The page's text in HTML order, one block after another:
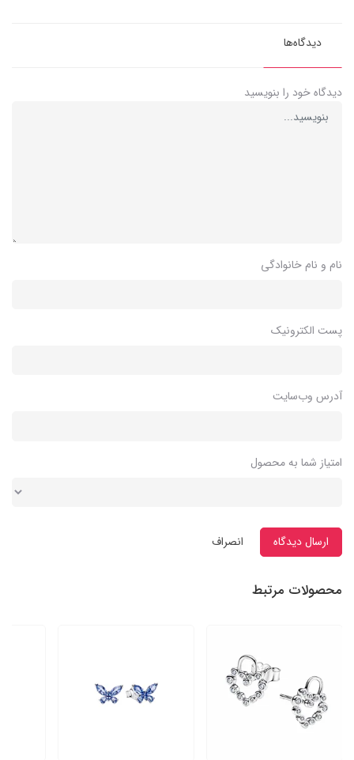
دیدگاه‌ها
دیدگاه خود را بنویسید
نام و نام خانوادگی
پست الکترونیک
آدرس وب‌سایت
امتیاز شما به محصول
ارسال دیدگاه انصراف
محصولات مرتبط